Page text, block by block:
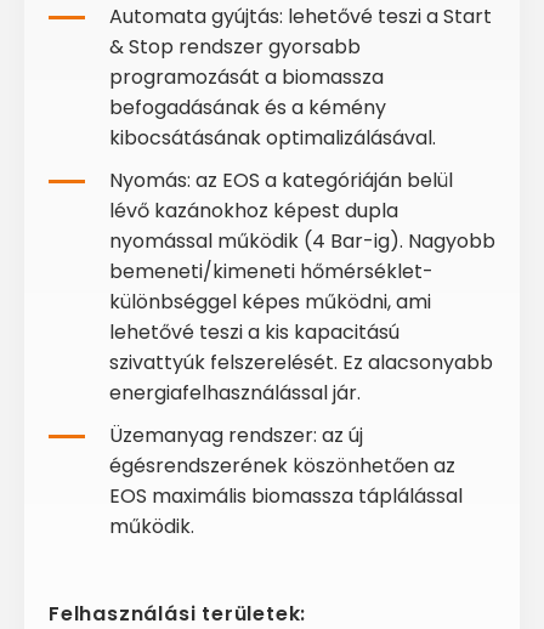
Automata gyújtás: lehetővé teszi a Start
& Stop rendszer gyorsabb
programozását a biomassza
befogadásának és a kémény
kibocsátásának optimalizálásával.
Nyomás: az EOS a kategóriáján belül
lévő kazánokhoz képest dupla
nyomással működik (4 Bar-ig). Nagyobb
bemeneti/kimeneti hőmérséklet-
különbséggel képes működni, ami
lehetővé teszi a kis kapacitású
szivattyúk felszerelését. Ez alacsonyabb
energiafelhasználással jár.
Üzemanyag rendszer: az új
égésrendszerének köszönhetően az
EOS maximális biomassza táplálással
működik.
Felhasználási területek: